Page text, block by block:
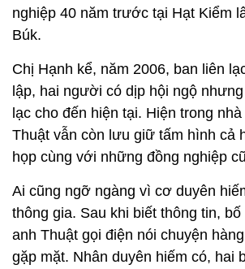
nghiệp 40 năm trước tại Hạt Kiểm
Búk.
Chị Hạnh kể, năm 2006, ban liên
lập, hai người có dịp hội ngộ
lạc cho đến hiện tại. Hiện trong
Thuật vẫn còn lưu giữ tấm hình cả
họp cùng với những đồng nghiệp
Ai cũng ngỡ ngàng vì cơ duyên
thông gia. Sau khi biết thông tin,
anh Thuật gọi điện nói chuyện
gặp mặt. Nhân duyên hiếm có, hai